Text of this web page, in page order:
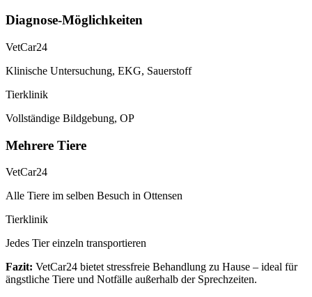
Diagnose-Möglichkeiten
VetCar24
Klinische Untersuchung, EKG, Sauerstoff
Tierklinik
Vollständige Bildgebung, OP
Mehrere Tiere
VetCar24
Alle Tiere im selben Besuch in Ottensen
Tierklinik
Jedes Tier einzeln transportieren
Fazit: VetCar24 bietet stressfreie Behandlung zu Hause – ideal für
ängstliche Tiere und Notfälle außerhalb der Sprechzeiten.